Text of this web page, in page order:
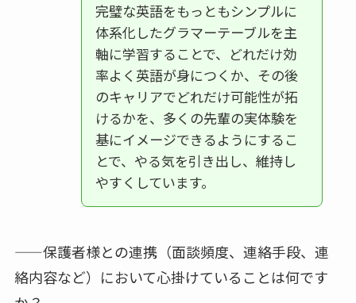
完璧な英語をもっともシンプルに
体系化したグラマーテーブルを主
軸に学習することで、どれだけ効
率よく英語が身につくか、その後
のキャリアでどれだけ可能性が拓
けるかを、多くの先輩の実体験を
基にイメージできるようにするこ
とで、やる気を引き出し、維持し
やすくしています。
——保護者様との連携（面談頻度、連絡手段、連
絡内容など）において心掛けていることは何です